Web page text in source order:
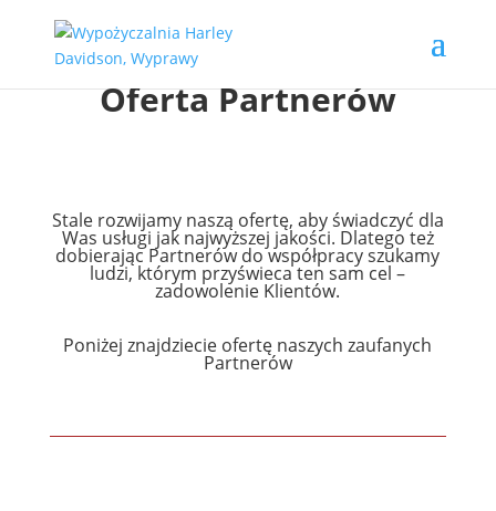
Oferta Partnerów
Stale rozwijamy naszą ofertę, aby świadczyć dla
Was usługi jak najwyższej jakości. Dlatego też
dobierając Partnerów do współpracy szukamy
ludzi, którym przyświeca ten sam cel –
zadowolenie Klientów.
Poniżej znajdziecie ofertę naszych zaufanych
Partnerów